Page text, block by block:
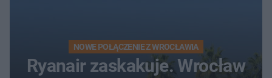
NOWE POŁĄCZENIE Z WROCŁAWIA
Ryanair zaskakuje. Wrocław